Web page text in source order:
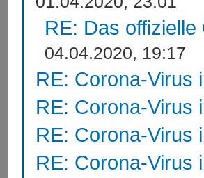
RE: Das
04.04.2020, 19:17
RE: Corona-Virus
RE: Corona-Virus
RE: Corona-Virus
RE: Corona-Virus